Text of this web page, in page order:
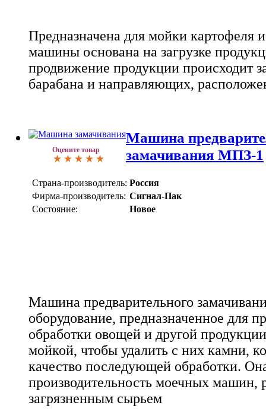
Предназначена для мойки картофеля
машины основана на загрузке
продвижение продукции происходит
барабана и направляющих,
Оцените товар
Машина
замачивания МПЗ-1
Страна-производитель: Россия
Фирма-производитель: Сигнал-Пак
Состояние:
Новое
Машина предварительного
оборудование, предназначенное для
обработки овощей и другой
мойкой, чтобы удалить с них камни,
качество последующей обработки.
производительность моечных машин,
загрязненным сырьем